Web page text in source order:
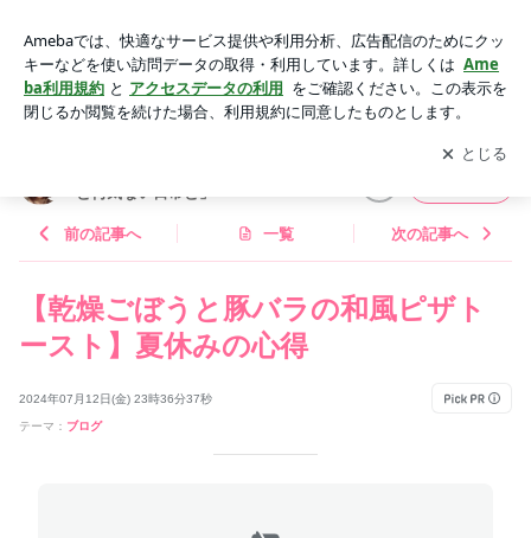
YAオフィシャルブログ「AYAの料理と何気ない日常と」Powe
red by Ameba
アプリをダウンロードして ブログの更新通知
を受け取りまし
ょう。
開く
と何気ない日常と」
前の記事へ 一覧 次の記事へ
【乾燥ごぼうと豚バラの和風ピザト
ースト】夏休みの心得
2024年07月12日(金) 23時36分37秒
テーマ： ブログ